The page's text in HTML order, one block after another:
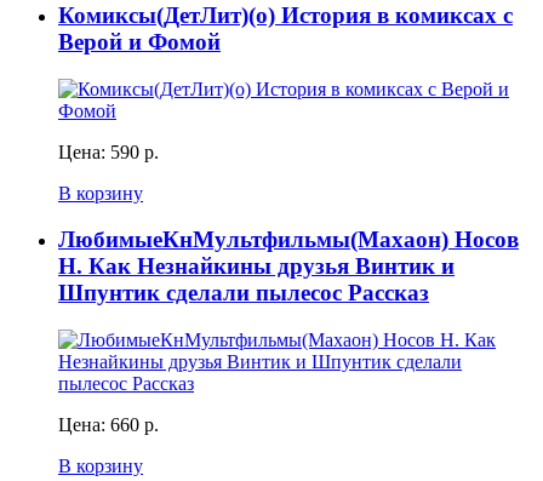
Комиксы(ДетЛит)(о) История в комиксах с
Верой и Фомой
Цена: 590 р.
В корзину
ЛюбимыеКнМультфильмы(Махаон) Носов
Н. Как Незнайкины друзья Винтик и
Шпунтик сделали пылесос Рассказ
Цена: 660 р.
В корзину